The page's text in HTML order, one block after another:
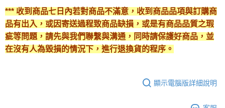
*** 收到商品七日內若對商品不滿意，收到商品品項與訂購商
品有出入，或因寄送過程致商品缺損，或是有商品品質之瑕
疵等問題，請先與我們聯繫與溝通，同時請保護好商品，並
在沒有人為毀損的情況下，進行退換貨的程序。
顯示電腦版詳細說明